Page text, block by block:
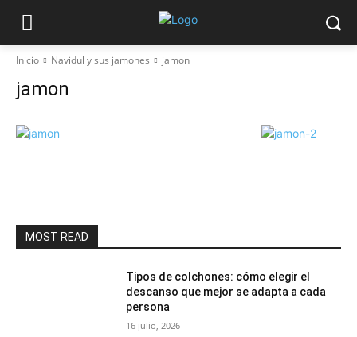
Inicio Navidul y sus jamones jamon
jamon
MOST READ
Tipos de colchones: cómo elegir el
descanso que mejor se adapta a cada
persona
16 julio, 2026